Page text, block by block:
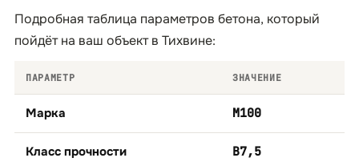
Подробная таблица параметров бетона, который
пойдёт на ваш объект в Тихвине:
ПАРАМЕТР ЗНАЧЕНИЕ
Марка М100
Класс прочности B7,5